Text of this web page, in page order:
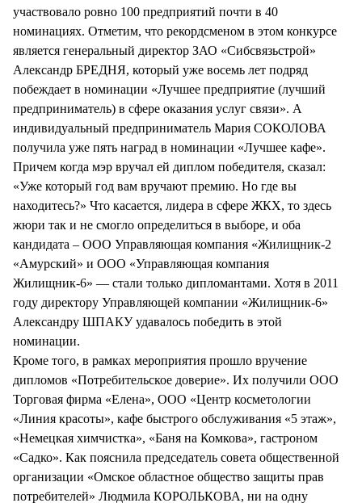
участвовало ровно 100 предприятий почти в 40
номинациях. Отметим, что рекордсменом в этом конкурсе
является генеральный директор ЗАО «Сибсвязьстрой»
Александр БРЕДНЯ, который уже восемь лет подряд
побеждает в номинации «Лучшее предприятие (лучший
предприниматель) в сфере оказания услуг связи». А
индивидуальный предприниматель Мария СОКОЛОВА
получила уже пять наград в номинации «Лучшее кафе».
Причем когда мэр вручал ей диплом победителя, сказал:
«Уже который год вам вручают премию. Но где вы
находитесь?» Что касается, лидера в сфере ЖКХ, то здесь
жюри так и не смогло определиться в выборе, и оба
кандидата – ООО Управляющая компания «Жилищник-2
«Амурский» и ООО «Управляющая компания
Жилищник-6» — стали только дипломантами. Хотя в 2011
году директору Управляющей компании «Жилищник-6»
Александру ШПАКУ удавалось победить в этой
номинации.
Кроме того, в рамках мероприятия прошло вручение
дипломов «Потребительское доверие». Их получили ООО
Торговая фирма «Елена», ООО «Центр косметологии
«Линия красоты», кафе быстрого обслуживания «5 этаж»,
«Немецкая химчистка», «Баня на Комкова», гастроном
«Садко». Как пояснила председатель совета общественной
организации «Омское областное общество защиты прав
потребителей» Людмила КОРОЛЬКОВА, ни на одну